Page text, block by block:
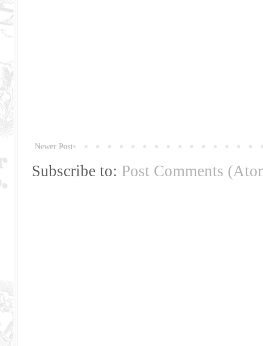
Newer Post
Subscribe to: Post Comments